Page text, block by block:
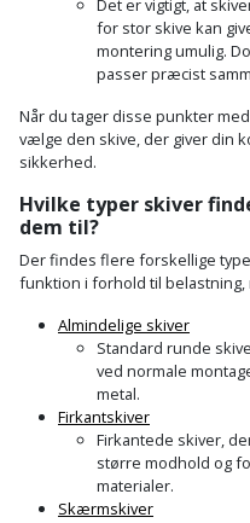
Plastlister
Radonsikring
Rumdeler
Sand
og
grus
bolte
møtrikker
Skunklem
Søm
Løfteudstyr
Markeringsværktøj
Mejsel
Murerværktøj
Nedstryger
Nøgleværktøj
Oliekande
Flisevibrator
Føringsskinne
Forlængerledning
Fugtmåler
Gipsskruemaskine
Girafsliber
Girafsliber
tilbehør
Høvl
Gummibåd
Havemøbler
Havepleje
Haveredskaber
Haveslange
tilbehør
Havetilbehør
Hegn
Det er vigtigt, at
for stor skive kan
montering umulig.
passer præcist
Når du tager disse punkter
vælge den skive, der giver din
sikkerhed.
Hvilke typer skiver
dem til?
Der findes flere forskellige
funktion i forhold til
Almindelige skiver
Standard runde
ved normale
metal.
Firkantskiver
Firkantede skiver,
større modhold og
materialer.
Skærmskiver